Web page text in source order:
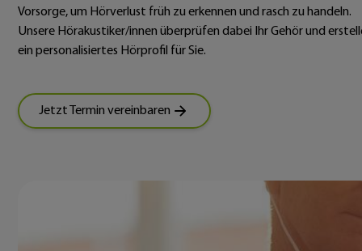
Vorsorge, um Hörverlust früh zu erkennen und rasch zu handeln.
Unsere Hörakustiker/innen überprüfen dabei Ihr Gehör und
ein personalisiertes Hörprofil für Sie.
Jetzt Termin vereinbaren